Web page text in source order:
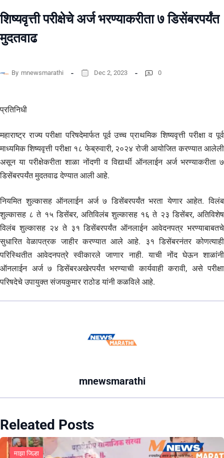
शिष्यवृत्ती परीक्षेचे अर्ज भरण्याकरीता ७ डिसेंबरपर्यंत
मुदतवाढ
By mnewsmarathi Dec 2, 2023 0
प्रतिनिधी
महाराष्ट्र राज्य परीक्षा परिषदेमार्फत पूर्व उच्च प्राथमिक शिष्यवृत्ती परीक्षा व पूर्व
माध्यमिक शिष्यवृत्ती परीक्षा १८ फेब्रुवारी, २०२४ रोजी आयोजित करण्यात आलेली
असून या परीक्षेकरीता शाळा नोंदणी व विद्यार्थी ऑनलाईन अर्ज भरण्याकरीता ७
डिसेंबरपर्यंत मुदतवाढ देण्यात आली आहे.
नियमित शुल्कासह ऑनलाईन अर्ज ७ डिसेंबरपर्यंत भरता येणार आहेत. विलंब
शुल्कासह ८ ते १५ डिसेंबर, अतिविलंब शुल्कासह १६ ते २३ डिसेंबर, अतिविशेष
विलंब शुल्कासह २४ ते ३१ डिसेंबरपर्यंत ऑनलाईन आवेदनपत्र भरण्याबाबतचे
सुधारित वेळापत्रक जाहीर करण्यात आले आहे. ३१ डिसेंबरनंतर कोणत्याही
परिस्थितीत आवेदनपत्रे स्वीकारले जाणार नाही. याची नोंद घेऊन शाळांनी
ऑनलाईन अर्ज ७ डिसेंबरअखेरपर्यंत भरण्याची कार्यवाही करावी, असे परीक्षा
परिषदेचे उपायुक्त संजयकुमार राठोड यांनी कळविले आहे.
mnewsmarathi
Releated Posts
माझा जिल्हा